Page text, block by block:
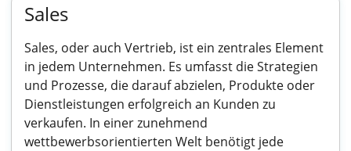
Sales
Sales, oder auch Vertrieb, ist ein zentrales Element
in jedem Unternehmen. Es umfasst die Strategien
und Prozesse, die darauf abzielen, Produkte oder
Dienstleistungen erfolgreich an Kunden zu
verkaufen. In einer zunehmend
wettbewerbsorientierten Welt benötigt jede